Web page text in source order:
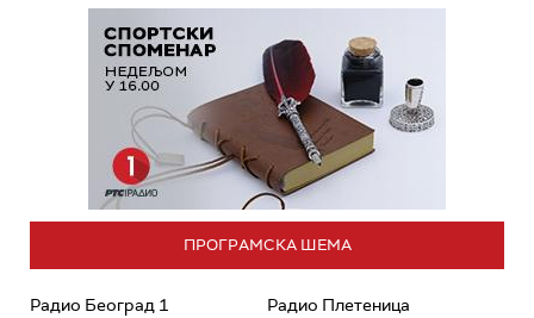
ПРОГРАМСКА ШЕМА
Радио Београд 1 Радио Плетеница